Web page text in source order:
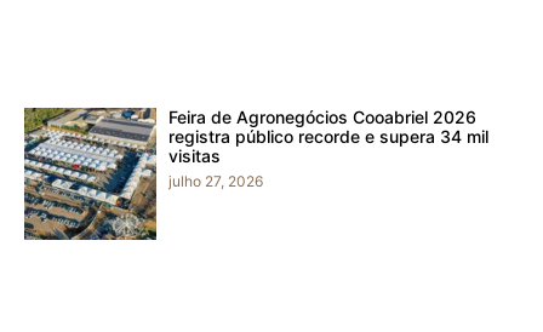
Feira de Agronegócios Cooabriel 2026
registra público recorde e supera 34 mil
visitas
julho 27, 2026